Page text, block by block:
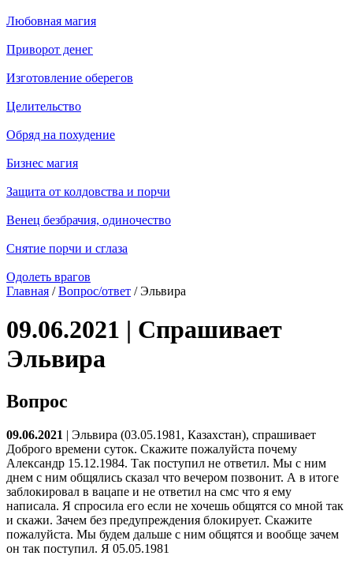
Любовная магия
Приворот денег
Изготовление оберегов
Целительство
Обряд на похудение
Бизнес магия
Защита от колдовства и порчи
Венец безбрачия, одиночество
Снятие порчи и сглаза
Одолеть врагов
Главная /Вопрос/ответ / Эльвира
09.06.2021 | Спрашивает
Эльвира
Вопрос
09.06.2021 | Эльвира (03.05.1981, Казахстан), спрашивает
Доброго времени суток. Скажите пожалуйста почему
Александр 15.12.1984. Так поступил не ответил. Мы с ним
днем с ним общялись сказал что вечером позвонит. А в итоге
заблокировал в вацапе и не ответил на смс что я ему
написала. Я спросила его если не хочешь общятся со мной так
и скажи. Зачем без предупреждения блокирует. Скажите
пожалуйста. Мы будем дальше с ним общятся и вообще зачем
он так поступил. Я 05.05.1981